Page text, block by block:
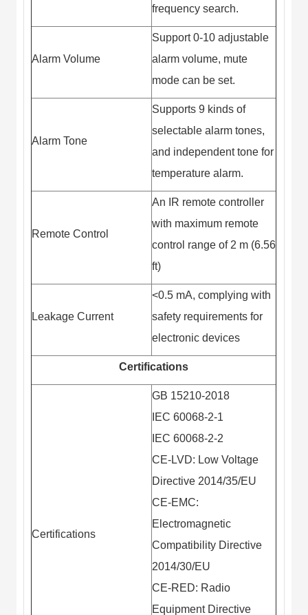
frequency search.
Alarm Volume
Support 0-10 adjustable
alarm volume, mute
mode can be set.
Alarm Tone
Supports 9 kinds of
selectable alarm tones,
and independent tone for
temperature alarm.
Remote Control
An IR remote controller
with maximum remote
control range of 2 m (6.56
ft)
Leakage Current
<0.5 mA, complying with
safety requirements for
electronic devices
Certifications
Certifications
GB 15210-2018
IEC 60068-2-1
IEC 60068-2-2
CE-LVD: Low Voltage
Directive 2014/35/EU
CE-EMC:
Electromagnetic
Compatibility Directive
2014/30/EU
CE-RED: Radio
Equipment Directive